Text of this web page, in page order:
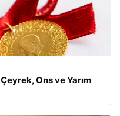
Ons ve Yarım